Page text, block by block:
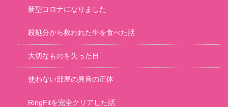
新型コロナになりました
殺処分から救われた牛を食べた話
大切なものを失った日
使わない部屋の異音の正体
RingFitを完全クリアした話